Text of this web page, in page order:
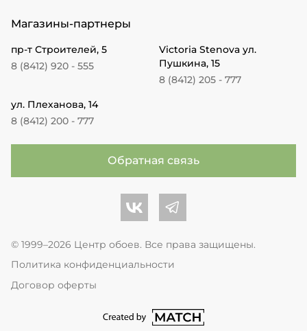
Магазины-партнеры
пр-т Строителей, 5
8 (8412) 920 - 555
Victoria Stenova ул.
Пушкина, 15
8 (8412) 205 - 777
ул. Плеханова, 14
8 (8412) 200 - 777
Обратная связь
Центр обоев во Вконтакте
Центр обоев в Телеграме
© 1999–2026 Центр обоев. Все права защищены.
Политика конфиденциальности
Договор оферты
перейти на сайт студии Match